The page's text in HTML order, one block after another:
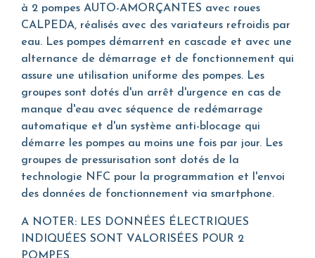
à 2 pompes AUTO-AMORÇANTES avec roues
CALPEDA, réalisés avec des variateurs refroidis par
eau. Les pompes démarrent en cascade et avec une
alternance de démarrage et de fonctionnement qui
assure une utilisation uniforme des pompes. Les
groupes sont dotés d'un arrêt d'urgence en cas de
manque d'eau avec séquence de redémarrage
automatique et d'un système anti-blocage qui
démarre les pompes au moins une fois par jour. Les
groupes de pressurisation sont dotés de la
technologie NFC pour la programmation et l'envoi
des données de fonctionnement via smartphone.
A NOTER: LES DONNÉES ÉLECTRIQUES
INDIQUÉES SONT VALORISÉES POUR 2